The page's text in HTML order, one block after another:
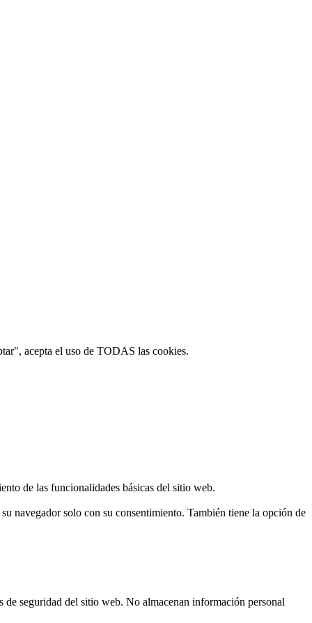
acepta el uso de TODAS las cookies.
de las funcionalidades básicas del sitio web.
navegador solo con su consentimiento. También tiene la opción de
de seguridad del sitio web. No almacenan información personal